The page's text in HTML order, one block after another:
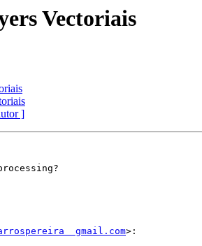
Vectoriais
]
gmail.com>: